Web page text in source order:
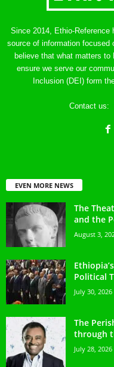
Since 2014, Ethio-Reference
source of information focused
believe that what matters to
ensure we serve our
Inclusion (DEI) form
Contact us:
EVEN MORE NEWS
The
and the
August 3,
Political
July 30, 2026
The
through
July 28, 2026